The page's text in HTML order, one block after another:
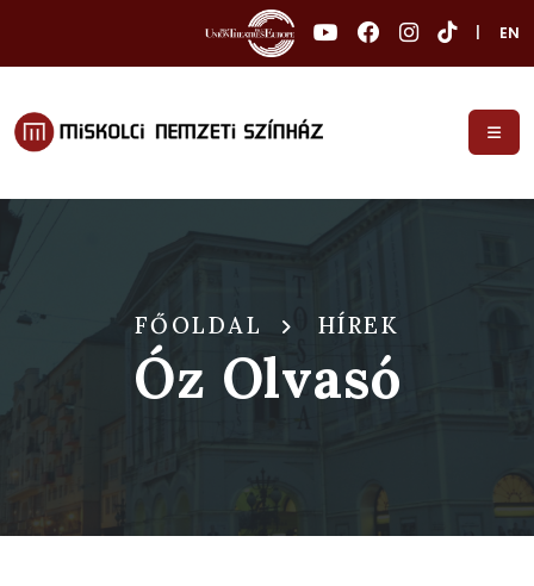
EN
FŐOLDAL HÍREK
Óz Olvasó